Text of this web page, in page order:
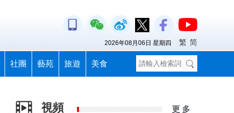
社團 藝苑 旅遊 美食
2026年08月06日 星期四 繁 简
視頻 更 多